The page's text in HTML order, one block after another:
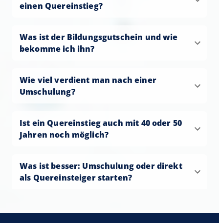
einen Quereinstieg?
Was ist der Bildungsgutschein und wie
bekomme ich ihn?
Wie viel verdient man nach einer
Umschulung?
Ist ein Quereinstieg auch mit 40 oder 50
Jahren noch möglich?
Was ist besser: Umschulung oder direkt
als Quereinsteiger starten?